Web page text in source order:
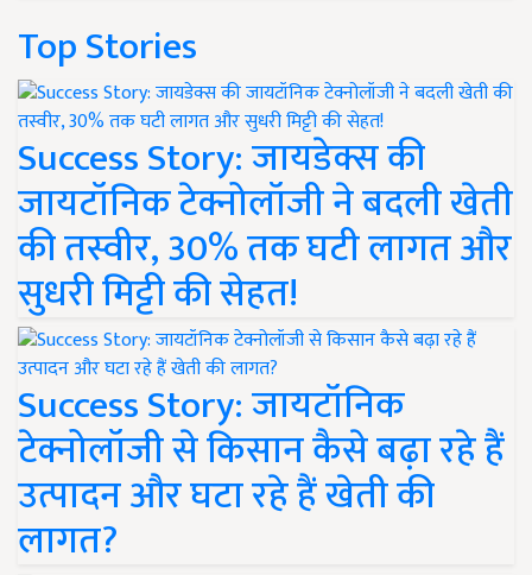
Top Stories
Success Story: जायडेक्स की
जायटॉनिक टेक्नोलॉजी ने बदली खेती
की तस्वीर, 30% तक घटी लागत और
सुधरी मिट्टी की सेहत!
Success Story: जायटॉनिक
टेक्नोलॉजी से किसान कैसे बढ़ा रहे हैं
उत्पादन और घटा रहे हैं खेती की
लागत?